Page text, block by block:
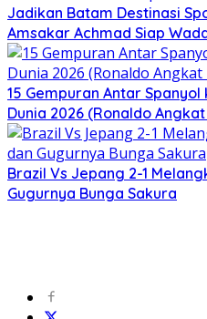
Jadikan Batam Destinasi
Amsakar Achmad Siap
15 Gempuran Antar
Dunia 2026 (Ronaldo
Brazil Vs Jepang 2-1
Gugurnya Bunga Sakura